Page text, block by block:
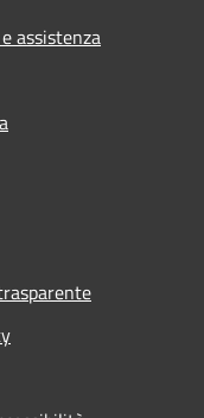
assistenza